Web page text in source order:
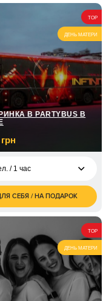
TOP
ДЕНЬ МАТЕРИ
В PARTYBUS В
/ 1 час
6 800
грн
/ 2 часа
9 300
грн
/ 3 часа
11 400
грн
/ Катание на
2 часа
4 800
грн
СЕБЯ / НА ПОДАРОК
TOP
ДЕНЬ МАТЕРИ